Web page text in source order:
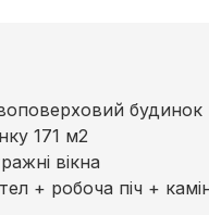
будинок
171 м2
вікна
+ робоча піч +